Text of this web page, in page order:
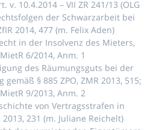
v. 10.4.2014 – VII ZR 241/13 (OLG
der Schwarzarbeit bei
2014, 477 (m. Felix Aden)
in der Insolvenz des Mieters,
6/2014, Anm. 1
des Räumungsguts bei der
§ 885 ZPO, ZMR 2013, 515;
9/2013, Anm. 2
von Vertragsstrafen in
231 (m. Juliane Reichelt)